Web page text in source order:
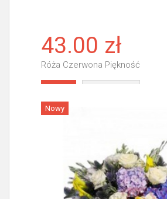
43.00 zł
Róża Czerwona Piękność
Nowy